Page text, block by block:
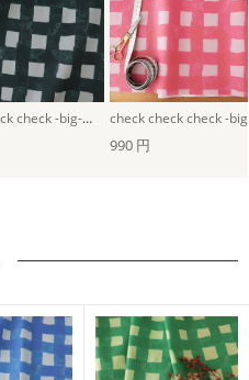
check check check -big-（ネイビーブルー）
990 円